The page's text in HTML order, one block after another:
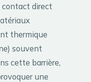
direct
thermique
souvent
cette barrière,
une